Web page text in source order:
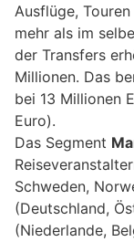
Ausflüge,
mehr als im
der Transfers
Millionen. Das
bei 13 Millionen
Euro).
Das Segment
Schweden,
(Deutschland,
(Niederlande,